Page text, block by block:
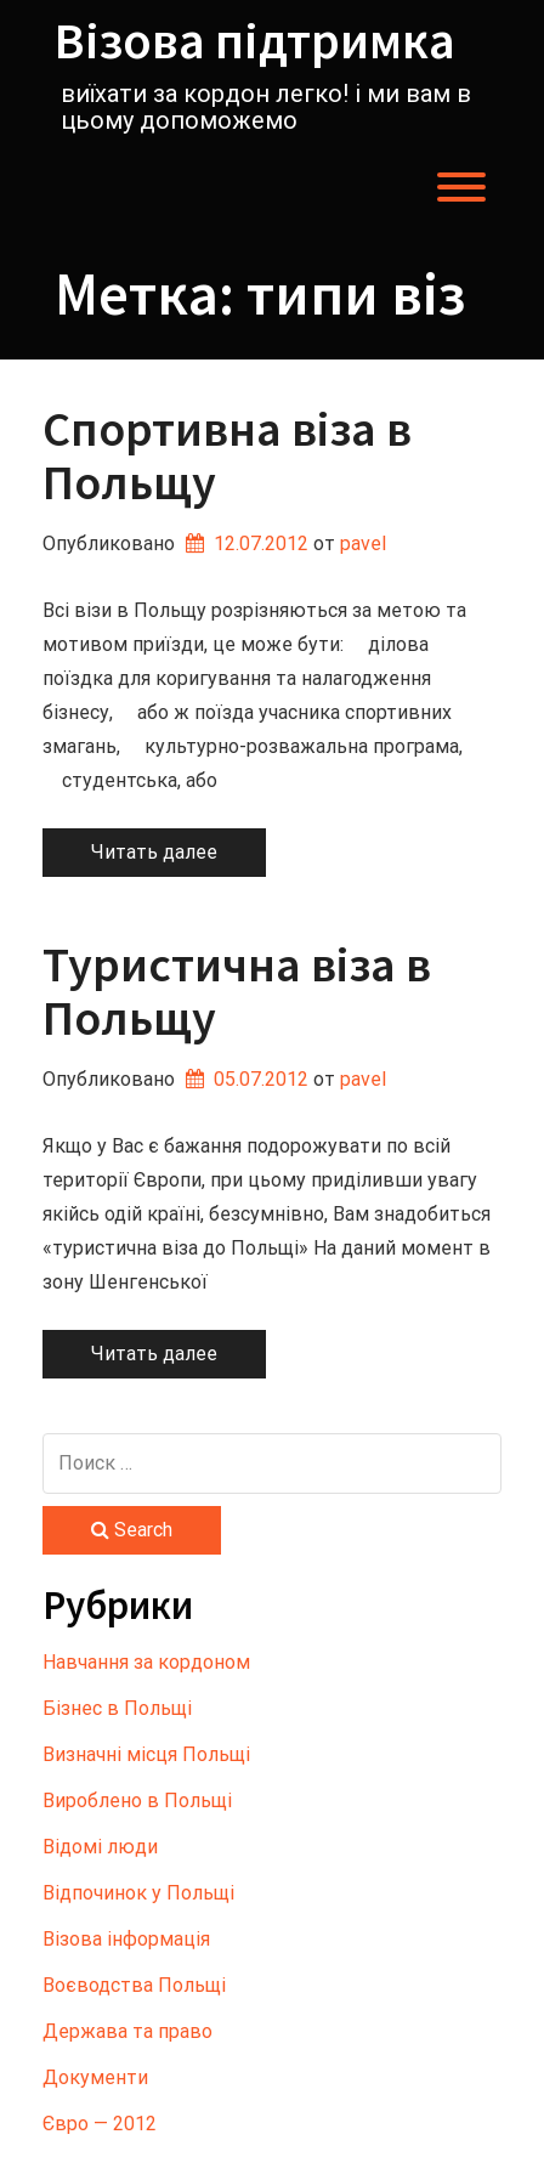
содержимомуВізова підтримка
виїхати за кордон легко! і ми вам в
цьому допоможемо
Метка: типи віз
Спортивна віза в
Польщу
Опубликовано 12.07.2012 от pavel
Всі візи в Польщу розрізняються за метою та
мотивом приїзди, це може бути: ділова
поїздка для коригування та налагодження
бізнесу, або ж поїзда учасника спортивних
змагань, культурно-розважальна програма,
студентська, або
Читать далее
Туристична віза в
Польщу
Опубликовано 05.07.2012 от pavel
Якщо у Вас є бажання подорожувати по всій
території Європи, при цьому приділивши увагу
якійсь одій країні, безсумнівно, Вам знадобиться
«туристична віза до Польщі» На даний момент в
зону Шенгенської
Читать далее
Search
Рубрики
Hавчання за кордоном
Бізнес в Польщі
Визначні місця Польщі
Вироблено в Польщі
Відомі люди
Відпочинок у Польщі
Візова інформація
Воєводства Польщі
Держава та право
Документи
Євро — 2012